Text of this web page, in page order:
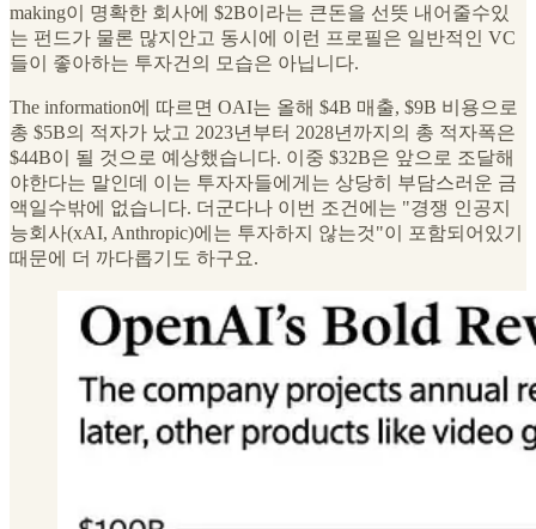
making이 명확한 회사에 $2B이라는 큰돈을 선뜻 내어줄수있
는 펀드가 물론 많지안고 동시에 이런 프로필은 일반적인 VC
들이 좋아하는 투자건의 모습은 아닙니다.
The information에 따르면 OAI는 올해 $4B 매출, $9B 비용으로
총 $5B의 적자가 났고 2023년부터 2028년까지의 총 적자폭은
$44B이 될 것으로 예상했습니다. 이중 $32B은 앞으로 조달해
야한다는 말인데 이는 투자자들에게는 상당히 부담스러운 금
액일수밖에 없습니다. 더군다나 이번 조건에는 "경쟁 인공지
능회사(xAI, Anthropic)에는 투자하지 않는것"이 포함되어있기
때문에 더 까다롭기도 하구요.